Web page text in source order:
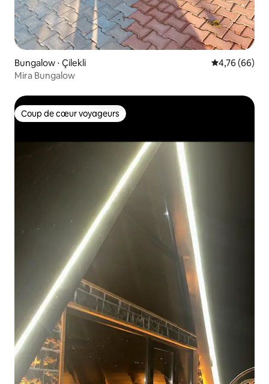
Bungalow ⋅ Çilekli Évaluation
4,76 (66)
Mira Bungalow
Coup de cœur voyageurs
Coup de cœur voyageurs